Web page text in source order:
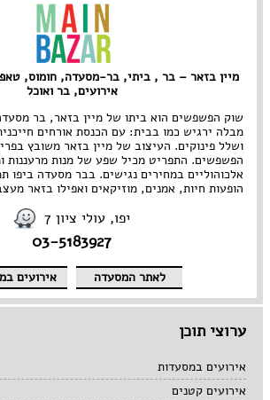
הארבעה • עזריאלי
נווה צדק • מתחם התחנה
נחלת בנימין
נמל תל אביב
מתחם שרונה
קריה
בוכרי
גריל בר
גרוזיני
הודי
הופעות
חומוס
חלבי
טאפאס בר
יהודי
יווני
ים תיכוני
יפני
מרוקאי
מרקים
מתוקים
סנדוויץ' בר
פאב
פיוז'ן
פיצרייה
צמחוני/
קונדיטוריה
קייטרינג
רוסי
תאילנדי
מיין בזאר – בר , ביתי, בר-מסעדה, חומוס,
אירועים, בר ואוכל
שוק הפשפשים הוא ביתו של מיין בזאר, בר
מבלה ירגיש כמו בבית: עם הכנסת אורחים
ושלל פינוקים. העיצוב של מיין בזאר משובץ
הפשפשים. התפריט מכיל שפע של מנות מרעננות
אלכוהוליים במחירים נגישים. בבר מסעדה ביפו
הופעות חיות, אמנים, מוזיקאים ואפילו בזאר
יפו, עולי ציון 7
03-5183927
לאתר המסעדה אירועים
ערוצי תוכן
אירועים במסעדות
אירועים קטנים